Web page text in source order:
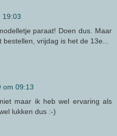
19:03
paraat! Doen dus. Maar
bestellen, vrijdag is het de 13e...
om 09:13
maar ik heb wel ervaring als
lukken dus :-)